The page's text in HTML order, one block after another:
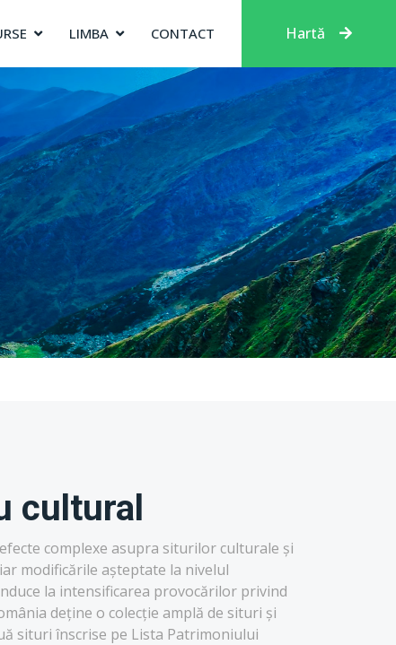
LIMBA CONTACT Hartă
cultural
complexe asupra siturilor culturale și
modificările așteptate la nivelul
la intensificarea provocărilor privind
deține o colecție amplă de situri și
situri înscrise pe Lista Patrimoniului